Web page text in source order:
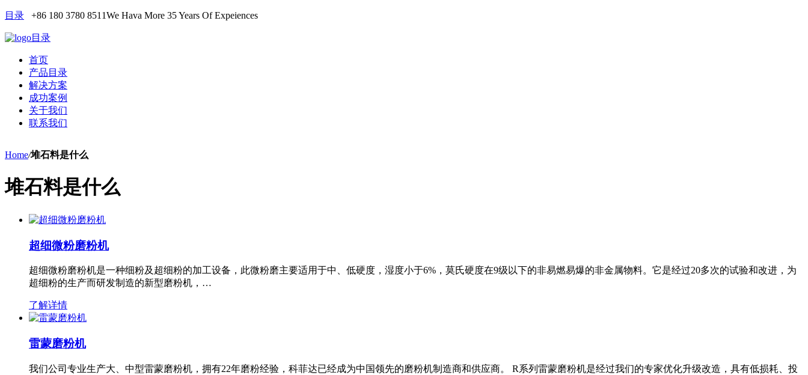
目录 +86 180 3780 8511We Hava More 35 Years Of Expeiences
目录
首页
产品目录
解决方案
成功案例
关于我们
联系我们
Home/堆石料是什么
堆石料是什么
超细微粉磨粉机
超细微粉磨粉机是一种细粉及超细粉的加工设备，此微粉磨主要适用于中、低硬度，湿度小于6%，莫氏硬度在9级以下的非易燃易爆的非金属物料。它是经过20多次的试验和改进，为
超细粉的生产而研发制造的新型磨粉机，…
了解详情
雷蒙磨粉机
我们公司专业生产大、中型雷蒙磨粉机，拥有22年磨粉经验，科菲达已经成为中国领先的磨粉机制造商和供应商。 R系列雷蒙磨粉机是经过我们的专家优化升级改造，具有低损耗、投